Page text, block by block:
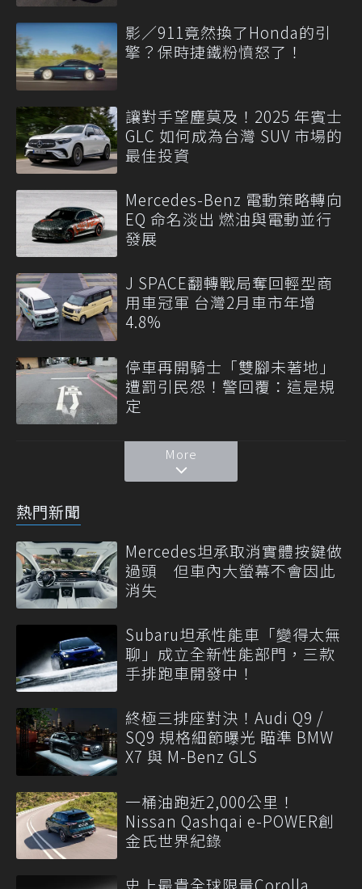
影／911竟然換了Honda的引
擎？保時捷鐵粉憤怒了！
讓對手望塵莫及！2025 年賓士
GLC 如何成為台灣 SUV 市場的
最佳投資
Mercedes-Benz 電動策略轉向
EQ 命名淡出 燃油與電動並行
發展
J SPACE翻轉戰局奪回輕型商
用車冠軍 台灣2月車市年增
4.8%
停車再開騎士「雙腳未著地」
遭罰引民怨！警回覆：這是規
定
More
熱門新聞
Mercedes坦承取消實體按鍵做
過頭 但車內大螢幕不會因此
消失
Subaru坦承性能車「變得太無
聊」成立全新性能部門，三款
手排跑車開發中！
終極三排座對決！Audi Q9 /
SQ9 規格細節曝光 瞄準 BMW
X7 與 M-Benz GLS
一桶油跑近2,000公里！
Nissan Qashqai e-POWER創
金氏世界紀錄
史上最貴全球限量Corolla